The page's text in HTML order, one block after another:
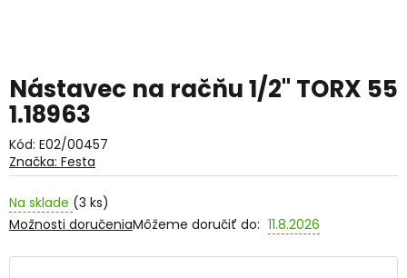
Nástavec na račňu 1/2" TORX 55
1.18963
Kód: E02/00457
Na sklade (3 ks)
Môžeme doručiť do: 11.8.2026
Možnosti doručenia
Značka: Festa